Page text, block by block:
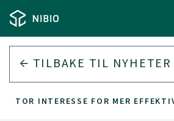
TILBAKE TIL NYHETER
STOR INTERESSE FOR MER